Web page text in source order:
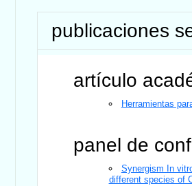
publicaciones
artículo
Herramientas
panel de
Synergism In
different species of